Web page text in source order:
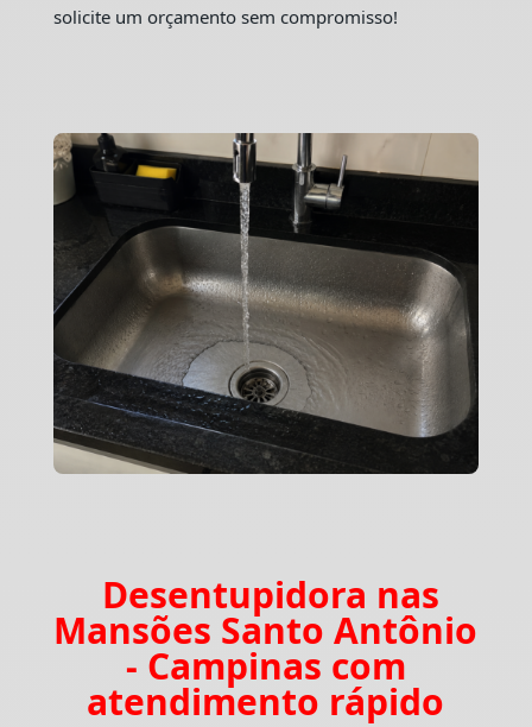
solicite um orçamento sem compromisso!
Desentupidora nas
Mansões Santo Antônio
- Campinas com
atendimento rápido